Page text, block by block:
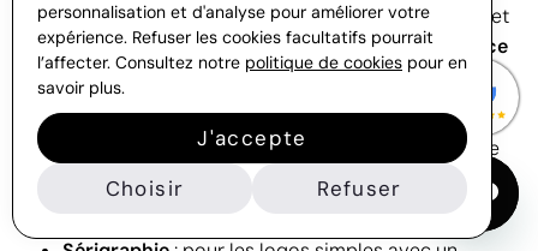
personnaliserl’étiquette, offrant un rendu plus discret
et premium. Enfin, certains lanyards incluent une
pièce
ronde en plastique sur laquelle il est également
D’autre part, il convient de noter que, selon le modèle
de tour de cou, une technique d’impression différente
personnalisation et d'analyse pour améliorer votre
expérience. Refuser les cookies facultatifs pourrait
l’affecter. Consultez notre politique de cookies pour en
savoir plus.
J'accepte
Choisir
Refuser